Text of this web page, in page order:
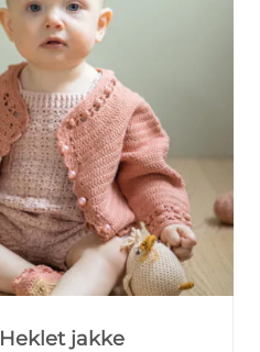
Heklet jakke